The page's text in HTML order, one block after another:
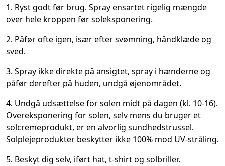
1. Ryst godt før brug. Spray ensartet rigelig mængde
over hele kroppen før soleksponering.
2. Påfør ofte igen, især efter svømning, håndklæde og
sved.
3. Spray ikke direkte på ansigtet, spray i hænderne og
påfør derefter på huden, undgå øjenområdet.
4. Undgå udsættelse for solen midt på dagen (kl. 10-16).
Overeksponering for solen, selv mens du bruger et
solcremeprodukt, er en alvorlig sundhedstrussel.
Solplejeprodukter beskytter ikke 100% mod UV-stråling.
5. Beskyt dig selv, iført hat, t-shirt og solbriller.